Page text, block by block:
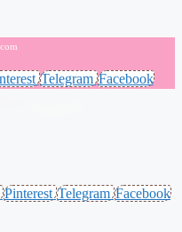
Telegram Facebook
Pinterest Telegram Facebook